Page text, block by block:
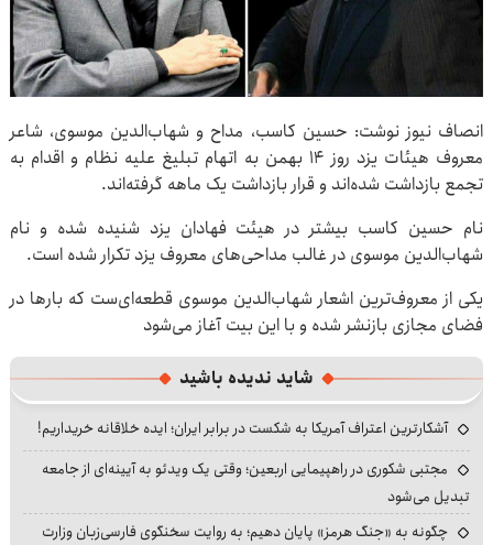
انصاف نیوز نوشت: حسین کاسب، مداح و شهاب‌الدین موسوی، شاعر
معروف هیئات یزد روز ۱۴ بهمن به اتهام تبلیغ علیه نظام و اقدام به
تجمع بازداشت شده‌اند و قرار بازداشت یک ماهه گرفته‌اند.
نام حسین کاسب بیشتر در هیئت فهادان یزد شنیده شده و نام
شهاب‌الدین موسوی در غالب مداحی‌های معروف یزد تکرار شده است.
یکی از معروف‌ترین اشعار شهاب‌الدین موسوی قطعه‌ای‌ست که بارها در
فضای مجازی بازنشر شده و با این بیت آغاز می‌شود
شاید ندیده باشید
آشکارترین اعتراف آمریکا به شکست در برابر ایران؛ ایده خلاقانه خریداریم!
مجتبی شکوری در راهپیمایی اربعین؛ وقتی یک ویدئو به آیینه‌ای از جامعه
تبدیل می‌شود
چگونه به «جنگ هرمز» پایان دهیم؛ به روایت سخنگوی فارسی‌زبان وزارت